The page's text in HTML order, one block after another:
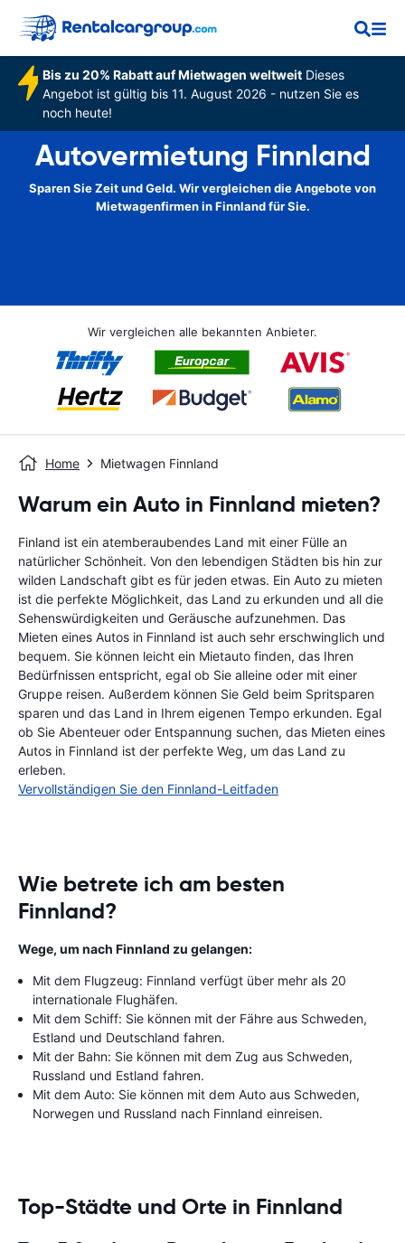
Bis zu 20% Rabatt auf Mietwagen weltweitDieses
Angebot ist gültig bis 11. August 2026 - nutzen Sie es
noch heute!
Autovermietung Finnland
Sparen Sie Zeit und Geld. Wir vergleichen die Angebote von
Mietwagenfirmen in Finnland für Sie.
Wir vergleichen alle bekannten Anbieter.
Home Mietwagen Finnland
Warum ein Auto in Finnland mieten?
Finland ist ein atemberaubendes Land mit einer Fülle an
natürlicher Schönheit. Von den lebendigen Städten bis hin zur
wilden Landschaft gibt es für jeden etwas. Ein Auto zu mieten
ist die perfekte Möglichkeit, das Land zu erkunden und all die
Sehenswürdigkeiten und Geräusche aufzunehmen. Das
Mieten eines Autos in Finnland ist auch sehr erschwinglich und
bequem. Sie können leicht ein Mietauto finden, das Ihren
Bedürfnissen entspricht, egal ob Sie alleine oder mit einer
Gruppe reisen. Außerdem können Sie Geld beim Spritsparen
sparen und das Land in Ihrem eigenen Tempo erkunden. Egal
ob Sie Abenteuer oder Entspannung suchen, das Mieten eines
Autos in Finnland ist der perfekte Weg, um das Land zu
erleben.
Vervollständigen Sie den Finnland-Leitfaden
Wie betrete ich am besten
Finnland?
Wege, um nach Finnland zu gelangen:
Mit dem Flugzeug: Finnland verfügt über mehr als 20
internationale Flughäfen.
Mit dem Schiff: Sie können mit der Fähre aus Schweden,
Estland und Deutschland fahren.
Mit der Bahn: Sie können mit dem Zug aus Schweden,
Russland und Estland fahren.
Mit dem Auto: Sie können mit dem Auto aus Schweden,
Norwegen und Russland nach Finnland einreisen.
Top-Städte und Orte in Finnland